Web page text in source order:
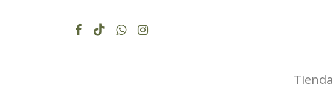
Tienda​